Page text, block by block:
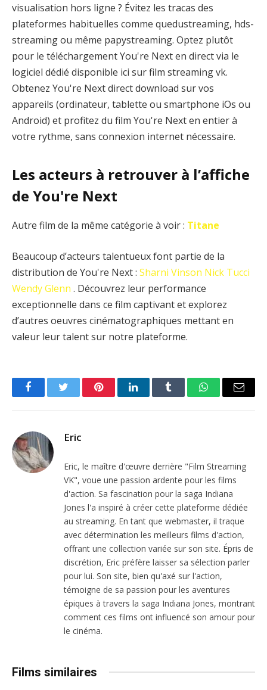
visualisation hors ligne ? Évitez les tracas des
plateformes habituelles comme quedustreaming, hds-
streaming ou même papystreaming. Optez plutôt
pour le téléchargement You're Next en direct via le
logiciel dédié disponible ici sur film streaming vk.
Obtenez You're Next direct download sur vos
appareils (ordinateur, tablette ou smartphone iOs ou
Android) et profitez du film You're Next en entier à
votre rythme, sans connexion internet nécessaire.
Les acteurs à retrouver à l’affiche
de You're Next
Autre film de la même catégorie à voir : Titane
Beaucoup d’acteurs talentueux font partie de la
distribution de You're Next : Sharni Vinson Nick Tucci
Wendy Glenn . Découvrez leur performance
exceptionnelle dans ce film captivant et explorez
d’autres oeuvres cinématographiques mettant en
valeur leur talent sur notre plateforme.
FacebookTwitter PinterestLinkedInTumblr WhatsAppEmail
Eric
Eric, le maître d'œuvre derrière "Film Streaming
VK", voue une passion ardente pour les films
d'action. Sa fascination pour la saga Indiana
Jones l'a inspiré à créer cette plateforme dédiée
au streaming. En tant que webmaster, il traque
avec détermination les meilleurs films d'action,
offrant une collection variée sur son site. Épris de
discrétion, Eric préfère laisser sa sélection parler
pour lui. Son site, bien qu'axé sur l'action,
témoigne de sa passion pour les aventures
épiques à travers la saga Indiana Jones, montrant
comment ces films ont influencé son amour pour
le cinéma.
Films similaires